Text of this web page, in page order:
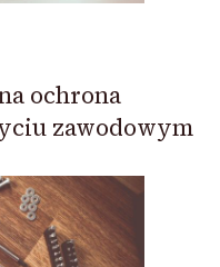
ochrona
zawodowym